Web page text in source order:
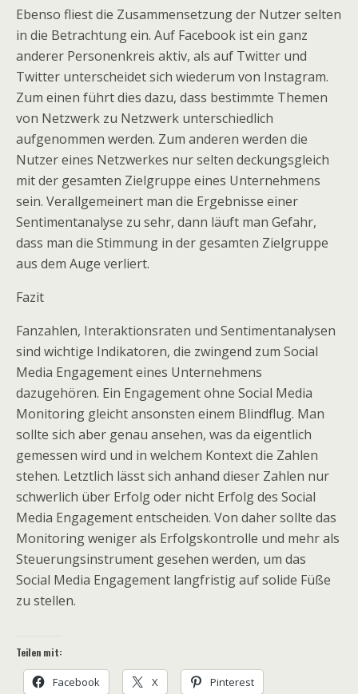
Ebenso fliest die Zusammensetzung der Nutzer selten
in die Betrachtung ein. Auf Facebook ist ein ganz
anderer Personenkreis aktiv, als auf Twitter und
Twitter unterscheidet sich wiederum von Instagram.
Zum einen führt dies dazu, dass bestimmte Themen
von Netzwerk zu Netzwerk unterschiedlich
aufgenommen werden. Zum anderen werden die
Nutzer eines Netzwerkes nur selten deckungsgleich
mit der gesamten Zielgruppe eines Unternehmens
sein. Verallgemeinert man die Ergebnisse einer
Sentimentanalyse zu sehr, dann läuft man Gefahr,
dass man die Stimmung in der gesamten Zielgruppe
aus dem Auge verliert.
Fazit
Fanzahlen, Interaktionsraten und Sentimentanalysen
sind wichtige Indikatoren, die zwingend zum Social
Media Engagement eines Unternehmens
dazugehören. Ein Engagement ohne Social Media
Monitoring gleicht ansonsten einem Blindflug. Man
sollte sich aber genau ansehen, was da eigentlich
gemessen wird und in welchem Kontext die Zahlen
stehen. Letztlich lässt sich anhand dieser Zahlen nur
schwerlich über Erfolg oder nicht Erfolg des Social
Media Engagement entscheiden. Von daher sollte das
Monitoring weniger als Erfolgskontrolle und mehr als
Steuerungsinstrument gesehen werden, um das
Social Media Engagement langfristig auf solide Füße
zu stellen.
Teilen mit:
Facebook X Pinterest